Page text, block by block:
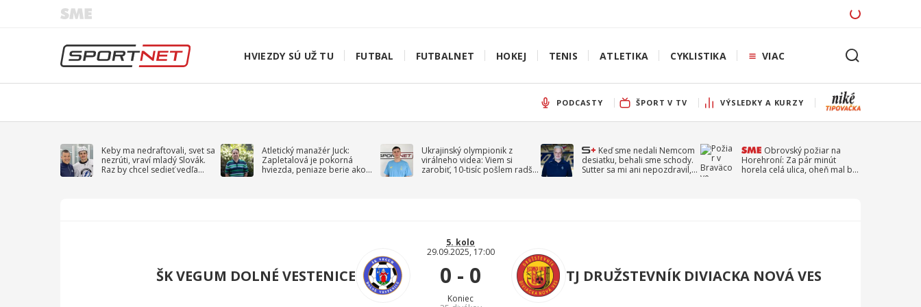
HVIEZDY SÚ UŽ TU FUTBAL FUTBALNET HOKEJ TENIS ATLETIKA CYKLISTIKA VIAC
PODCASTY ŠPORT V TV VÝSLEDKY A KURZY
Keby ma nedraftovali, svet sa
nezrúti, vraví mladý Slovák.
Raz by chcel sedieť vedľa
Atletický manažér Juck:
Zapletalová je pokorná
hviezda, peniaze berie ako
Ukrajinský olympionik z
virálneho videa: Viem si
zarobiť, 10-tisíc pošlem radšej
Keď sme nedali Nemcom
desiatku, behali sme schody.
Sutter sa mi ani nepozdravil,
Obrovský požiar na
Horehroní: Za pár minút
horela celá ulica, oheň mal byť
ŠK VEGUM DOLNÉ VESTENICE
5. kolo
29.09.2025, 17:00
0 - 0
Koniec
TJ DRUŽSTEVNÍK DIVIACKA NOVÁ VES